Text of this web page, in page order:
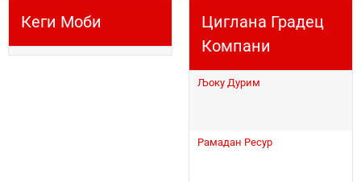
Кеги Моби
Циглана Градец
Компани
Љоку Дурим
Рамадан Ресур